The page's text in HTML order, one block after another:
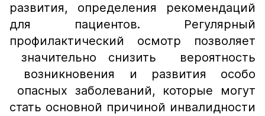
развития, определения рекомендаций
для пациентов. Регулярный
профилактический осмотр позволяет
значительно снизить вероятность
возникновения и развития особо
опасных заболеваний, которые могут
стать основной причиной инвалидности